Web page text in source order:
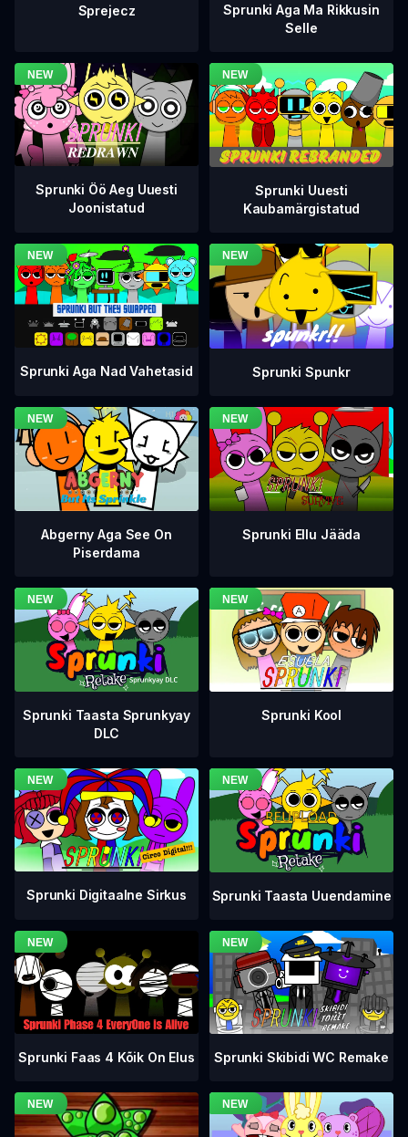
Sprejecz
Sprunki Aga Ma Rikkusin
Selle
Sprunki Öö Aeg Uuesti
Joonistatud
Sprunki Uuesti
Kaubamärgistatud
Sprunki Aga Nad Vahetasid Sprunki Spunkr
Abgerny Aga See On
Piserdama
Sprunki Ellu Jääda
Sprunki Taasta Sprunkyay
DLC
Sprunki Kool
Sprunki Digitaalne Sirkus Sprunki Taasta Uuendamine
Sprunki Faas 4 Kõik On Elus Sprunki Skibidi WC Remake